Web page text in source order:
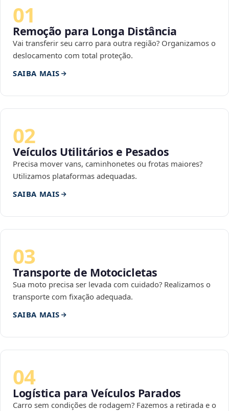
01
Remoção para Longa Distância
Vai transferir seu carro para outra região? Organizamos o
deslocamento com total proteção.
SAIBA MAIS
02
Veículos Utilitários e Pesados
Precisa mover vans, caminhonetes ou frotas maiores?
Utilizamos plataformas adequadas.
SAIBA MAIS
03
Transporte de Motocicletas
Sua moto precisa ser levada com cuidado? Realizamos o
transporte com fixação adequada.
SAIBA MAIS
04
Logística para Veículos Parados
Carro sem condições de rodagem? Fazemos a retirada e o